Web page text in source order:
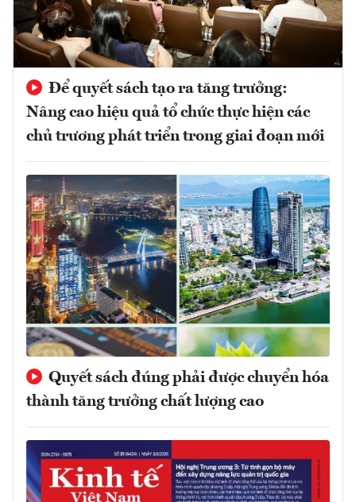
Để quyết sách tạo ra tăng trưởng:
Nâng cao hiệu quả tổ chức thực hiện các
chủ trương phát triển trong giai đoạn mới
Quyết sách đúng phải được chuyển hóa
thành tăng trưởng chất lượng cao